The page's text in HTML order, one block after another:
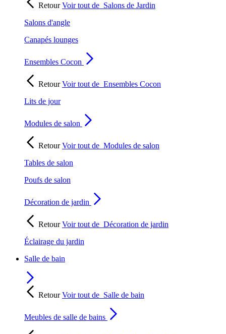
RetourVoir tout de Salons de Jardin
Salons d'angle
Canapés lounges
Ensembles Cocon
RetourVoir tout de Ensembles Cocon
Lits de jour
Modules de salon
RetourVoir tout de Modules de salon
Tables de salon
Poufs de salon
Décoration de jardin
RetourVoir tout de Décoration de jardin
Éclairage du jardin
Salle de bain
RetourVoir tout de Salle de bain
Meubles de salle de bains